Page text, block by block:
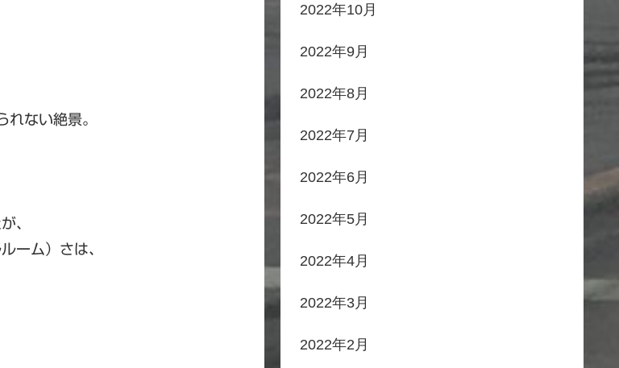
ない絶景。
、
ーム）さは、
2022年10月
2022年9月
2022年8月
2022年7月
2022年6月
2022年5月
2022年4月
2022年3月
2022年2月